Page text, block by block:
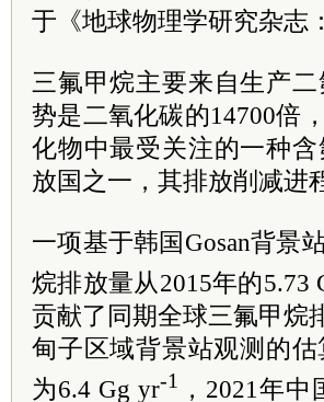
于《地球物理学研究杂志
三氟甲烷主要来自生产
势是二氧化碳的14700倍
化物中最受关注的一种
放国之一，其排放削减进
一项基于韩国Gosan背景
烷排放量从2015年的5.73
贡献了同期全球三氟甲烷
甸子区域背景站观测的
为6.4 Gg yr-1
，2021年